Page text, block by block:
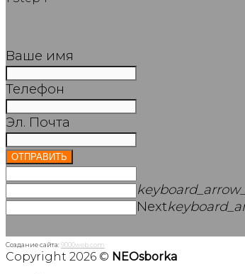
Ваше имя
Телефон
Эл. Почта
ОТПРАВИТЬ
Next
Создание сайта:9000web.com
Copyright 2026 © NEOsborka